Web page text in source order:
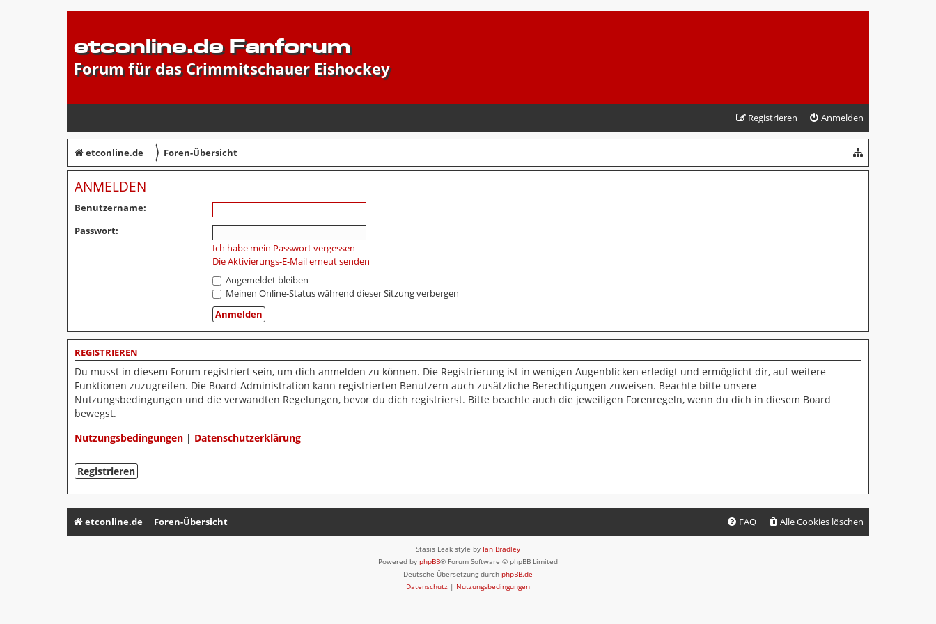
etconline.de Fanforum
Forum für das Crimmitschauer Eishockey
Anmelden
Registrieren
etconline.de 〉 Foren-Übersicht
ANMELDEN
Benutzername:
Passwort:
Ich habe mein Passwort vergessen
Die Aktivierungs-E-Mail erneut senden
Angemeldet bleiben
Meinen Online-Status während dieser Sitzung verbergen
REGISTRIEREN
Du musst in diesem Forum registriert sein, um dich anmelden zu können. Die Registrierung ist in wenigen Augenblicken erledigt und ermöglicht dir, auf weitere
Funktionen zuzugreifen. Die Board-Administration kann registrierten Benutzern auch zusätzliche Berechtigungen zuweisen. Beachte bitte unsere
Nutzungsbedingungen und die verwandten Regelungen, bevor du dich registrierst. Bitte beachte auch die jeweiligen Forenregeln, wenn du dich in diesem Board
bewegst.
Nutzungsbedingungen | Datenschutzerklärung
Registrieren
etconline.de Foren-Übersicht Alle Cookies löschen
FAQ
Stasis Leak style by Ian Bradley
Powered by phpBB® Forum Software © phpBB Limited
Deutsche Übersetzung durch phpBB.de
Datenschutz | Nutzungsbedingungen